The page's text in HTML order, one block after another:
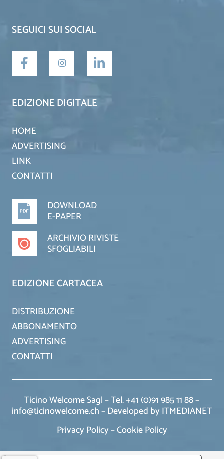
SEGUICI SUI SOCIAL
EDIZIONE DIGITALE
HOME
ADVERTISING
LINK
CONTATTI
DOWNLOAD
E-PAPER
ARCHIVIO RIVISTE
SFOGLIABILI
EDIZIONE CARTACEA
DISTRIBUZIONE
ABBONAMENTO
ADVERTISING
CONTATTI
Ticino Welcome Sagl – Tel. +41 (0)91 985 11 88 –
info@ticinowelcome.ch –Developed by ITMEDIANET
Privacy Policy–Cookie Policy